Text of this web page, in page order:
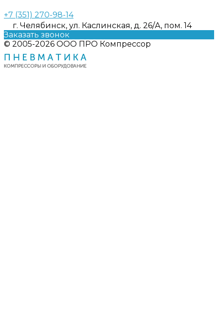
+7 (351) 270-98-14
г. Челябинск, ул. Каслинская, д. 26/А, пом. 14
Заказать звонок
© 2005-2026 ООО ПРО Компрессор